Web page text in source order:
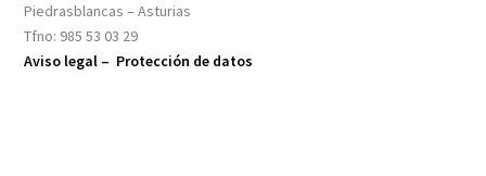
Piedrasblancas – Asturias
Tfno: 985 53 03 29
Aviso legal – Protección de datos